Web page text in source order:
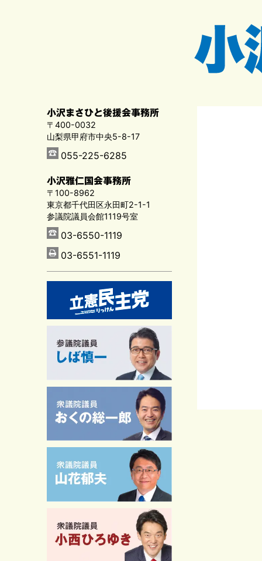
小沢まさひと後援会事務所
〒400-0032
山梨県甲府市中央5-8-17
055-225-6285
小沢雅仁国会事務所
〒100-8962
東京都千代田区永田町2-1-1
参議院議員会館1119号室
03-6550-1119
03-6551-1119